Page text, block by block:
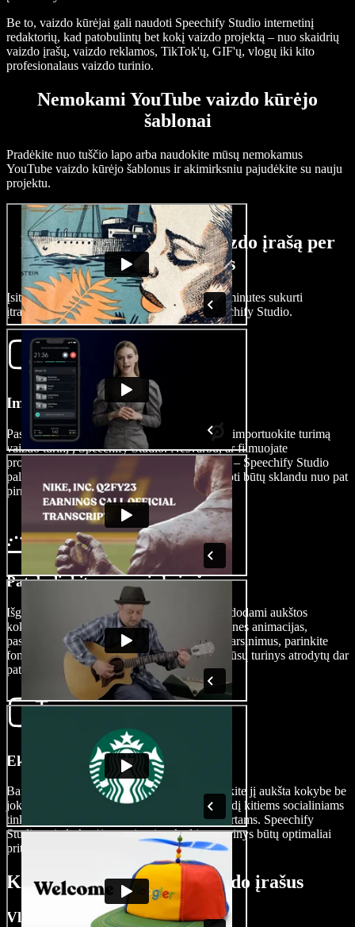
Be to, vaizdo kūrėjai gali naudoti Speechify Studio internetinį
redaktorių, kad patobulintų bet kokį vaizdo projektą – nuo skaidrių
vaizdo įrašų, vaizdo reklamos, TikTok'ų, GIF'ų, vlogų iki kito
profesionalaus vaizdo turinio.
Nemokami YouTube vaizdo kūrėjo
šablonai
Pradėkite nuo tuščio lapo arba naudokite mūsų nemokamus
YouTube vaizdo kūrėjo šablonus ir akimirksniu pajudėkite su nauju
projektu.
Kaip sukurti YouTube vaizdo įrašą per
kelias minutes
Įsitikinkite patys, kaip lengva vos per kelias minutes sukurti
įtraukiančius YouTube vaizdo įrašus su Speechify Studio.
Importuokite savo vaizdo įrašą
Pasirinkite „Vaizdai/Vaizdo įrašas“ ir lengvai importuokite turimą
vaizdo turinį į Speechify Studio. Nesvarbu, ar filmuojate
profesionalia kamera, ar mobiliuoju įrenginiu – Speechify Studio
palaiko įvairius vaizdo formatus, kad redaguoti būtų sklandu nuo pat
pirmo žingsnio.
Patobulinkite savo vaizdo įrašą
Išgryninkite savo YouTube vaizdo įrašus naudodami aukštos
kokybės redagavimo įrankius: pridėkite tekstines animacijas,
pasirinkite tinkamiausius šriftus, naudokite įgarsinimus, parinkite
foninę muziką ir išbandykite perėjimus, kad jūsų turinys atrodytų dar
patrauklesnis.
Eksportuokite savo vaizdo įrašą
Baigę kurti YouTube vaizdo įrašą, eksportuokite jį aukšta kokybe be
jokio vandens ženklo ir lengvai pakeiskite dydį kitiems socialiniams
tinklams, pvz., TikTok ar YouTube kanalo šortams. Speechify
Studio vaizdo kūrėjas pasirūpins, kad jūsų turinys būtų optimaliai
pritaikytas pasirinktam kanalui.
Kada naudoti YouTube vaizdo įrašus
Vlogai